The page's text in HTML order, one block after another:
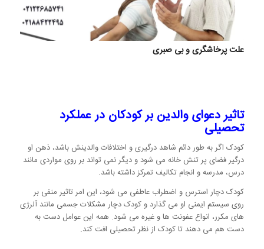
علت پرخاشگری و بی صبری
تاثیر دعوای والدین بر کودکان در عملکرد
تحصیلی
کودک اگر به طور دائم شاهد درگیری و اختلافات والدینش باشد، ذهن او
درگیر فضای پر تنش خانه می شود و دیگر نمی تواند بر روی مواردی مانند
درس، مدرسه و انجام تکالیف تمرکز داشته باشد.
کودک دچار استرس و اضطراب عاطفی می شود، این امر تاثیر منفی بر
روی سیستم ایمنی او می گذارد و کودک دچار مشکلات جسمی مانند آلرژی
های مکرر، انواع عفونت ها و غیره می شود. همه این عوامل دست به
دست هم می دهند تا کودک از نظر تحصیلی افت کند.